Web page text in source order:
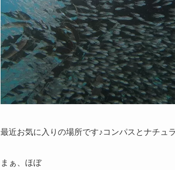
最近お気に入りの場所です♪コンパスとナチュ
まぁ、ほぼ